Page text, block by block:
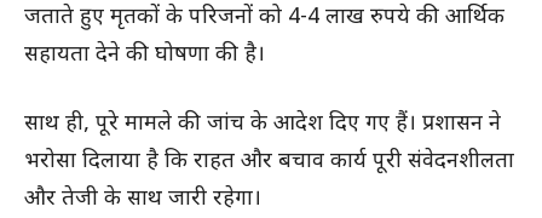
जताते हुए मृतकों के परिजनों को 4-4 लाख रुपये की आर्थिक
सहायता देने की घोषणा की है।
साथ ही, पूरे मामले की जांच के आदेश दिए गए हैं। प्रशासन ने
भरोसा दिलाया है कि राहत और बचाव कार्य पूरी संवेदनशीलता
और तेजी के साथ जारी रहेगा।